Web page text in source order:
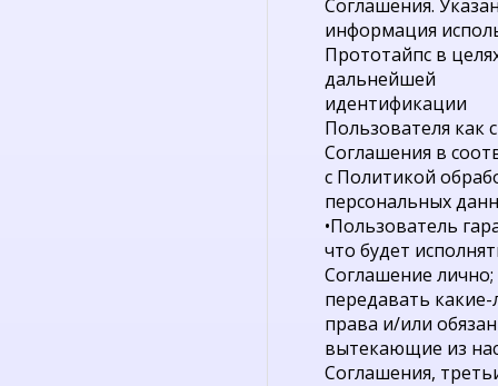
Соглашения.
информация
Прототайпс в
дальнейшей
идентификации
Пользователя как
Соглашения в
с Политикой
персональных
•Пользователь
что будет
Соглашение лично;
передавать какие-
права и/или
вытекающие из
Соглашения,